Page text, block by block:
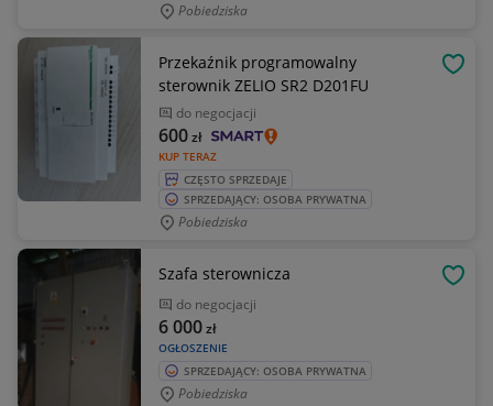
Pobiedziska
Przekaźnik programowalny
sterownik ZELIO SR2 D201FU
do negocjacji
KUP TERAZ
600zł
CZĘSTO SPRZEDAJE
SPRZEDAJĄCY: OSOBA PRYWATNA
Pobiedziska
Szafa sterownicza
do negocjacji
OGŁOSZENIE
6 000zł
SPRZEDAJĄCY: OSOBA PRYWATNA
Pobiedziska